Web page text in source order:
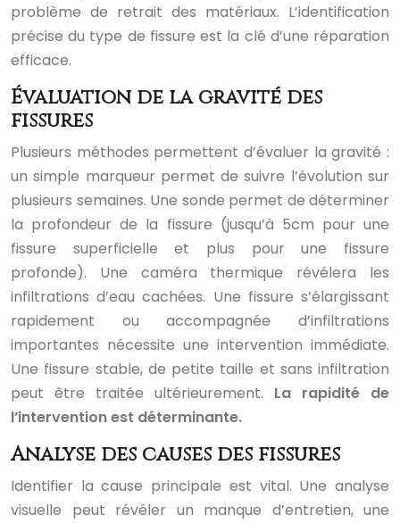
problème de retrait des matériaux. L’identification
précise du type de fissure est la clé d’une réparation
efficace.
Évaluation de la gravité des
fissures
Plusieurs méthodes permettent d’évaluer la gravité :
un simple marqueur permet de suivre l’évolution sur
plusieurs semaines. Une sonde permet de déterminer
la profondeur de la fissure (jusqu’à 5cm pour une
fissure superficielle et plus pour une fissure
profonde). Une caméra thermique révélera les
infiltrations d’eau cachées. Une fissure s’élargissant
rapidement ou accompagnée d’infiltrations
importantes nécessite une intervention immédiate.
Une fissure stable, de petite taille et sans infiltration
peut être traitée ultérieurement. La rapidité de
l’intervention est déterminante.
Analyse des causes des fissures
Identifier la cause principale est vital. Une analyse
visuelle peut révéler un manque d’entretien, une